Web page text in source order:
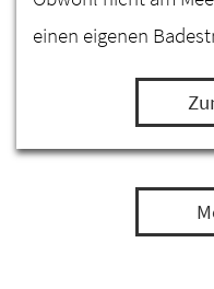
einen eigenen
laden zum